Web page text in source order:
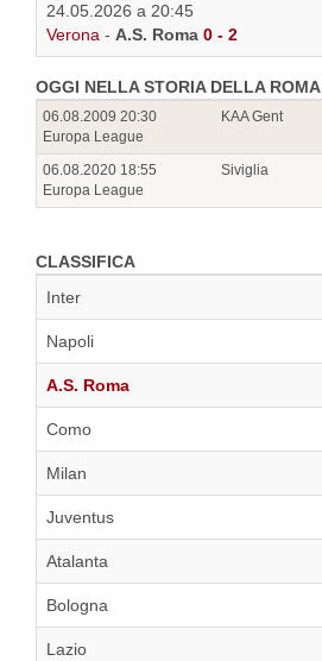
24.05.2026 a 20:45
Verona - A.S. Roma 0 - 2
OGGI NELLA STORIA DELLA ROMA
06.08.2009 20:30
Europa League
KAA Gent
06.08.2020 18:55
Europa League
Siviglia
CLASSIFICA
Inter
Napoli
A.S. Roma
Como
Milan
Juventus
Atalanta
Bologna
Lazio